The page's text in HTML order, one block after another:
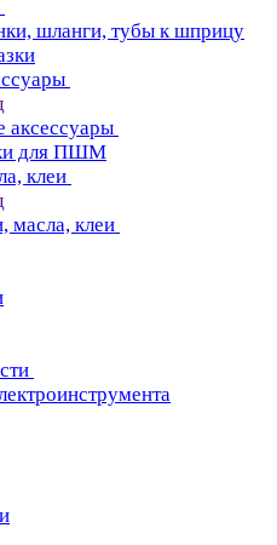
шланги, тубы к шприцу
аксессуары
для ПШМ
клеи
масла, клеи